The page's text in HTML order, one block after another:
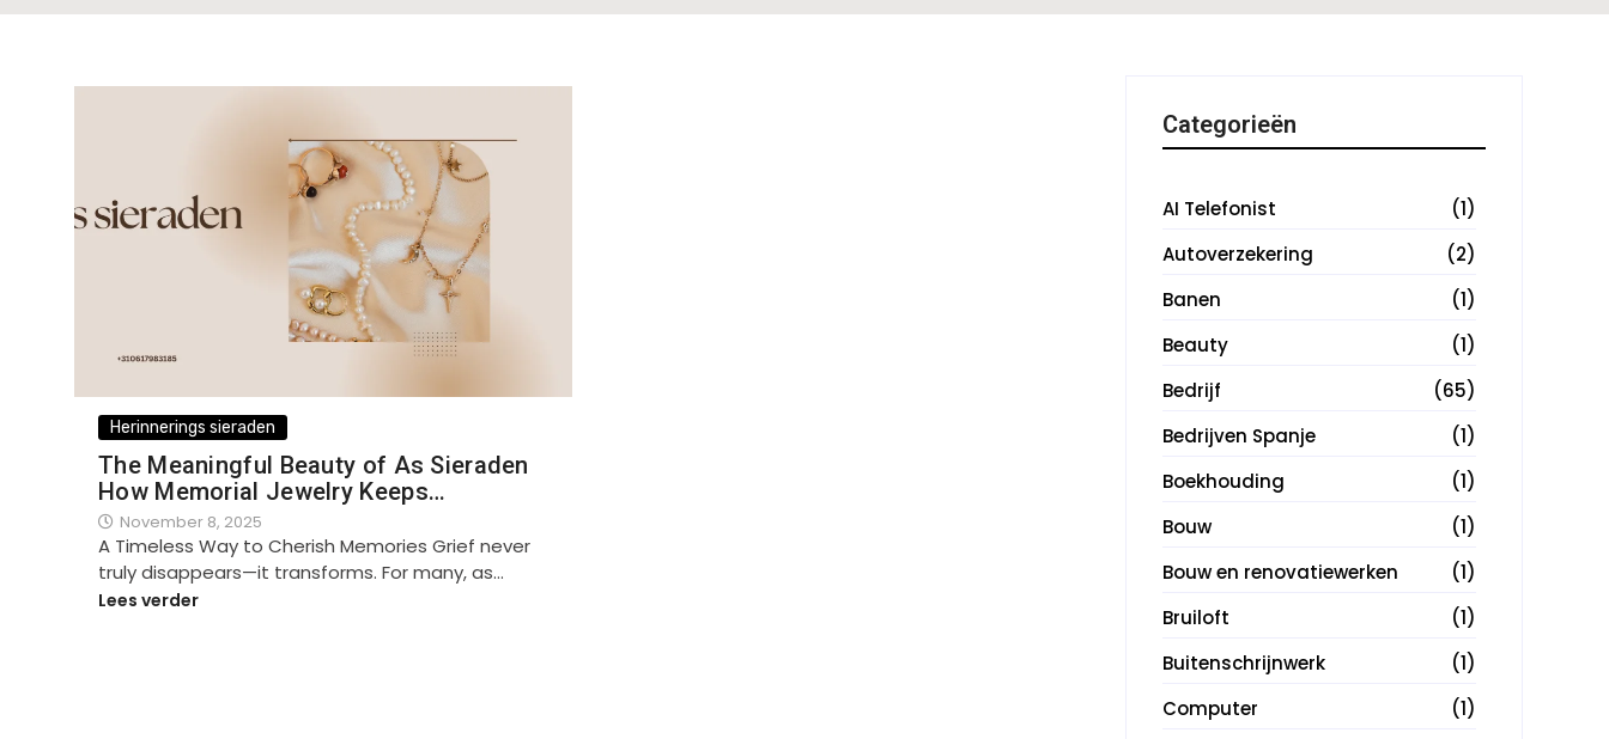
Herinnerings sieraden
The Meaningful Beauty of As Sieraden
How Memorial Jewelry Keeps…
November 8, 2025
A Timeless Way to Cherish Memories Grief never
truly disappears—it transforms. For many, as…
Lees verder
Categorieën
AI Telefonist
(1)
Autoverzekering
(2)
Banen
(1)
Beauty
(1)
Bedrijf
(65)
Bedrijven Spanje
(1)
Boekhouding
(1)
Bouw
(1)
Bouw en renovatiewerken
(1)
Bruiloft
(1)
Buitenschrijnwerk
(1)
Computer
(1)